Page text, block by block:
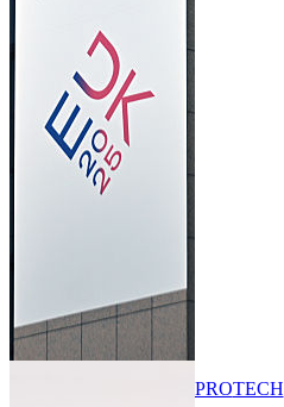
PROTECH